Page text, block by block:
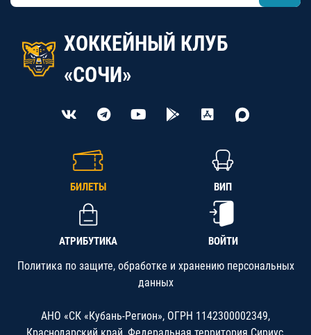
ХОККЕЙНЫЙ КЛУБ
«СОЧИ»
БИЛЕТЫ ВИП
АТРИБУТИКА ВОЙТИ
Политика по защите, обработке и хранению персональных
данных
АНО «СК «Кубань-Регион», ОГРН 1142300002349,